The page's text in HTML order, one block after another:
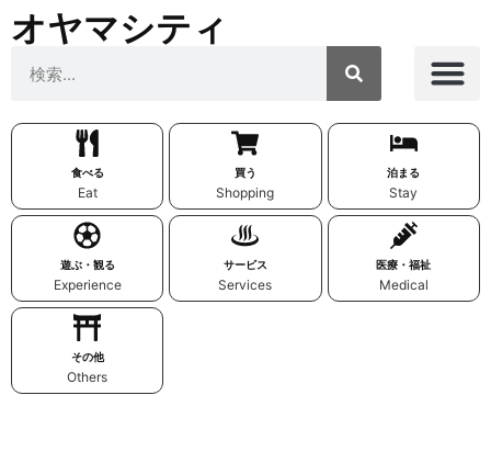
オヤマシティ
食べる
Eat
買う
Shopping
泊まる
Stay
遊ぶ・観る
Experience
サービス
Services
医療・福祉
Medical
その他
Others